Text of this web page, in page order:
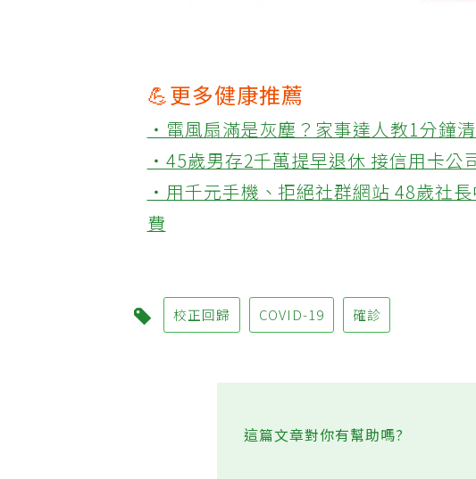
💪更多健康推薦
‧電風扇滿是灰塵？家事達人教1分鐘
‧45歲男存2千萬提早退休 接信用卡公
‧用千元手機、拒絕社群網站 48歲社
費
校正回歸 COVID-19 確診